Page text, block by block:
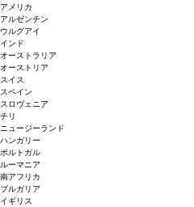
アメリカ
アルゼンチン
ウルグアイ
インド
オーストラリア
オーストリア
スイス
スペイン
スロヴェニア
チリ
ニュージーランド
ハンガリー
ポルトガル
ルーマニア
南アフリカ
ブルガリア
イギリス